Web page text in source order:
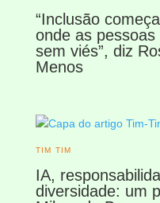
“Inclusão
onde as
sem viés”, diz
Menos
TIM TIM
IA,
diversidade: um